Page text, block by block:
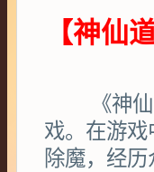
【神仙
《神仙道
戏。在游
除魔，经